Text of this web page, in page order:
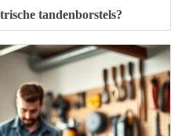
tandenborstels?